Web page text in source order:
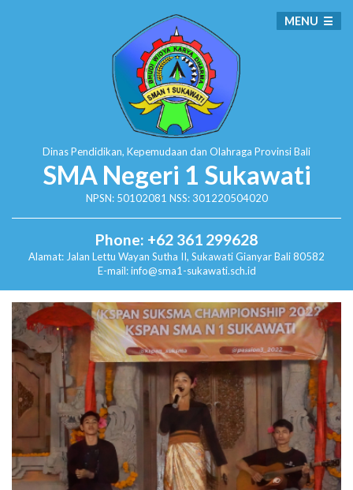
Dinas Pendidikan, Kepemudaan dan Olahraga Provinsi Bali
SMA Negeri 1 Sukawati
NPSN: 50102081 NSS: 301220504020
Phone: +62 361 299628
Alamat: Jalan Lettu Wayan Sutha II, SukawatiGianyar Bali 80582
E-mail: info@sma1-sukawati.sch.id
MENU